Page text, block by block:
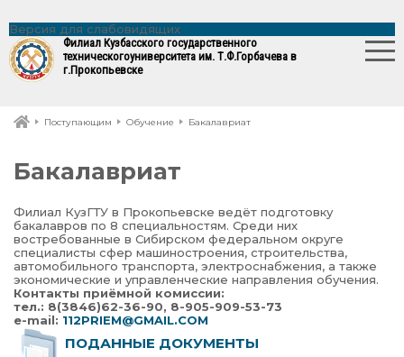
Версия для слабовидящих
Филиал Кузбасского государственного
техническогоуниверситета им. Т.Ф.Горбачева в
г.Прокопьевске
Поступающим Обучение Бакалавриат
Бакалавриат
Филиал КузГТУ в Прокопьевске ведёт подготовку
бакалавров по 8 специальностям. Среди них
востребованные в Сибирском федеральном округе
специалисты сфер машиностроения, строительства,
автомобильного транспорта, электроснабжения, а также
экономические и управленческие направления обучения.
Контакты приёмной комиссии:
тел.: 8(3846)62-36-90, 8-905-909-53-73
e-mail: 112PRIEM@GMAIL.COM
ПОДАННЫЕ ДОКУМЕНТЫ